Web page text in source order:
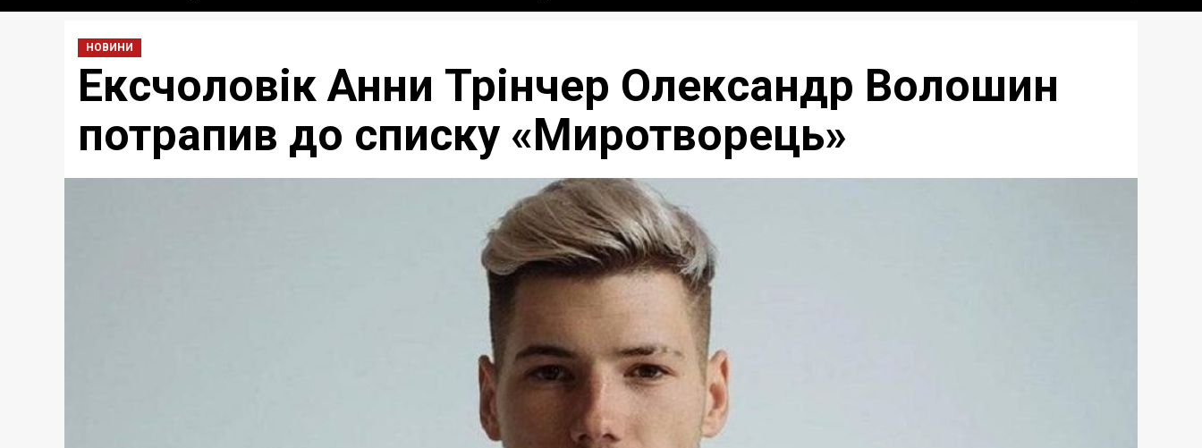
НОВИНИ
Ексчоловік Анни Трінчер Олександр Волошин
потрапив до списку «Миротворець»